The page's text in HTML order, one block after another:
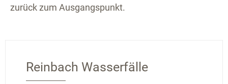
zurück zum Ausgangspunkt.
Reinbach Wasserfälle